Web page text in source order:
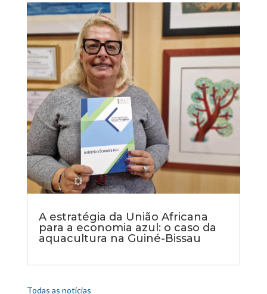
A estratégia da União Africana
para a economia azul: o caso da
aquacultura na Guiné-Bissau
Todas as notícias